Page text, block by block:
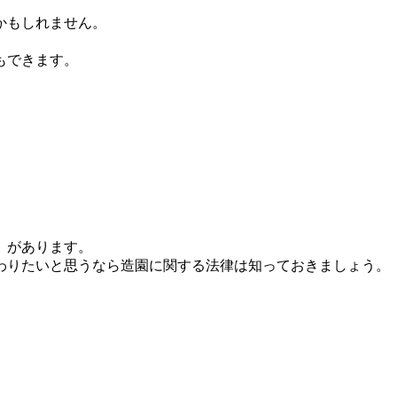
しれません。
きます。
あります。
たいと思うなら造園に関する法律は知っておきましょう。